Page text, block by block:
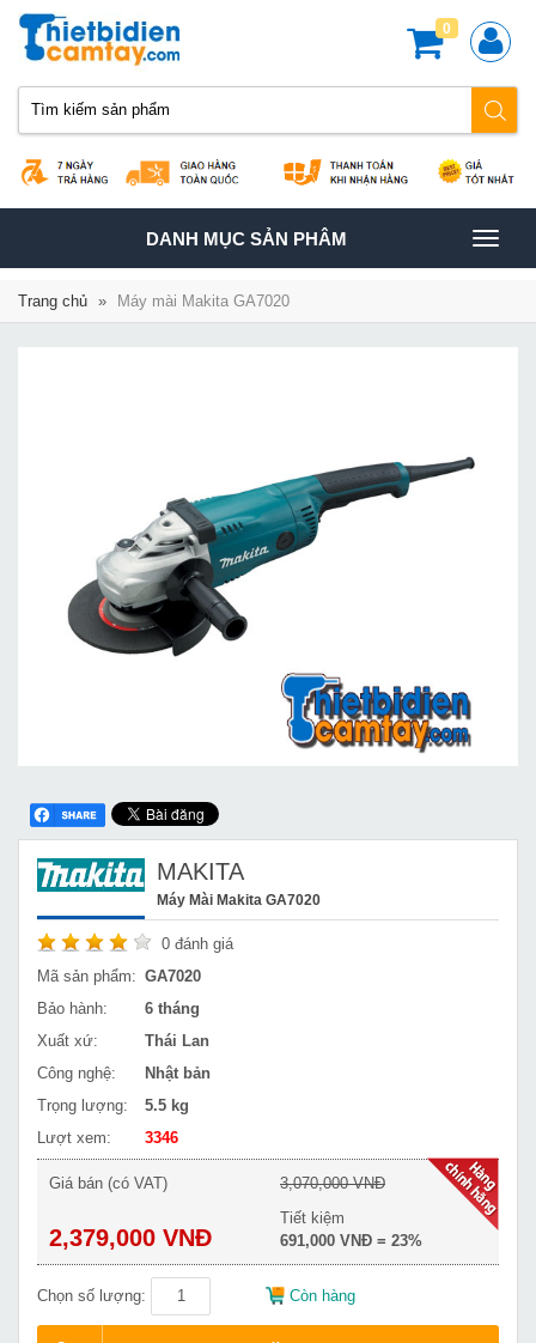
0
TOGGLE
NAVIGATION
DANH MỤC SẢN PHÂM
Trang chủ » Máy mài Makita GA7020
MAKITA
Máy Mài Makita GA7020
0 đánh giá
Mã sản phẩm: GA7020
Bảo hành:
6 tháng
Xuất xứ:
Thái Lan
Công nghệ:
Nhật bản
Trọng lượng:
5.5 kg
Lượt xem:
3346
Giá bán (có VAT)
2,379,000 VNĐ
3,070,000 VNĐ
Tiết kiệm
691,000 VNĐ = 23%
Chọn số lượng: Còn hàng